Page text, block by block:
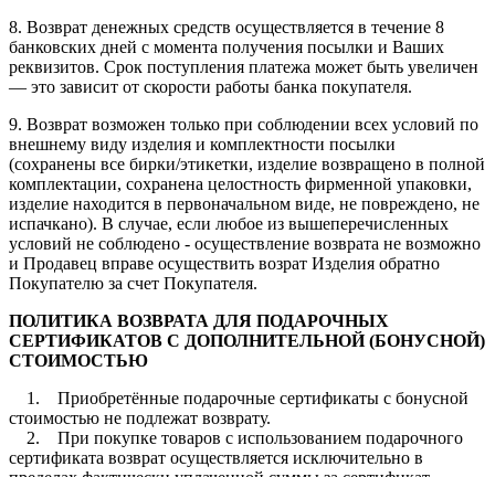
8. Возврат денежных средств осуществляется в течение 8
банковских дней с момента получения посылки и Ваших
реквизитов. Срок поступления платежа может быть увеличен
— это зависит от скорости работы банка покупателя.
9. Возврат возможен только при соблюдении всех условий по
внешнему виду изделия и комплектности посылки
(сохранены все бирки/этикетки, изделие возвращено в полной
комплектации, сохранена целостность фирменной упаковки,
изделие находится в первоначальном виде, не повреждено, не
испачкано). В случае, если любое из вышеперечисленных
условий не соблюдено - осуществление возврата не возможно
и Продавец вправе осуществить возрат Изделия обратно
Покупателю за счет Покупателя.
ПОЛИТИКА ВОЗВРАТА ДЛЯ ПОДАРОЧНЫХ
СЕРТИФИКАТОВ С ДОПОЛНИТЕЛЬНОЙ (БОНУСНОЙ)
СТОИМОСТЬЮ
1. Приобретённые подарочные сертификаты с бонусной
стоимостью не подлежат возврату.
2. При покупке товаров с использованием подарочного
сертификата возврат осуществляется исключительно в